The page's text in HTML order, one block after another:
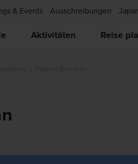
& Events Ausschreibungen
Aktivitäten Reise